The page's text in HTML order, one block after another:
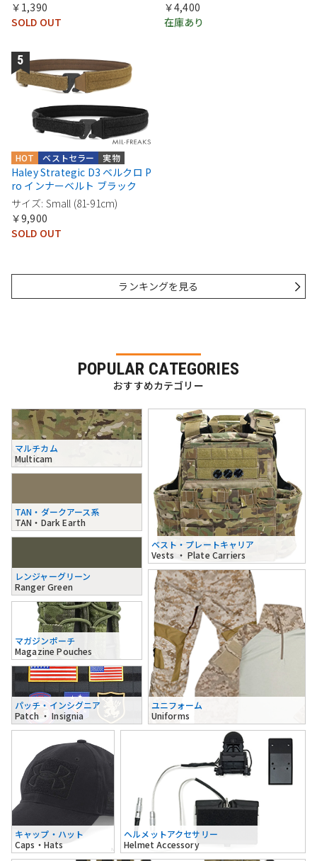
￥1,390
SOLD OUT
￥4,400
在庫あり
実物
ベストセラー
HOT
Haley Strategic D3 ベルクロ P
ro インナーベルト ブラック
サイズ: Small (81-91cm)
￥9,900
SOLD OUT
ランキングを見る
POPULAR CATEGORIES
おすすめカテゴリー
マルチカム
Multicam
TAN・ダークアース系
TAN・Dark Earth
レンジャーグリーン
Ranger Green
ベスト・プレートキャリア
Vests ・ Plate Carriers
マガジンポーチ
Magazine Pouches
パッチ・インシグニア
Patch ・ Insignia
ユニフォーム
Uniforms
キャップ・ハット
Caps・Hats
ヘルメットアクセサリー
Helmet Accessory